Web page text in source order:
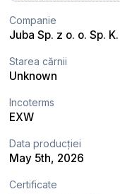
Companie
Juba Sp. z o. o. Sp. K.
Starea cărnii
Unknown
Incoterms
EXW
Data producției
May 5th, 2026
Certificate